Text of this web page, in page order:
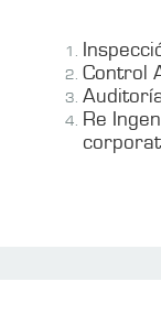
Control
Re